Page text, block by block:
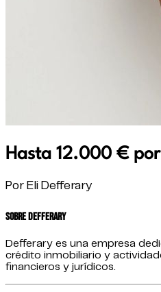
Hasta 12.000 €
Por Eli Defferary
Sobre Defferary
Defferary es una empresa
crédito inmobiliario y
financieros y jurídicos.